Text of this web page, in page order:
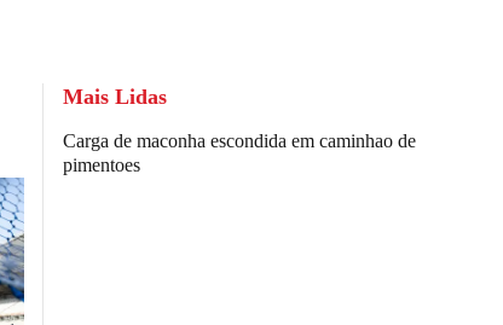
Mais Lidas
Carga de maconha escondida em caminhao de
pimentoes